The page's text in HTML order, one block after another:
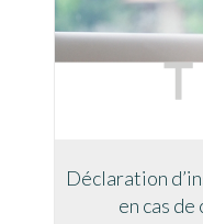
Déclaration
en cas de